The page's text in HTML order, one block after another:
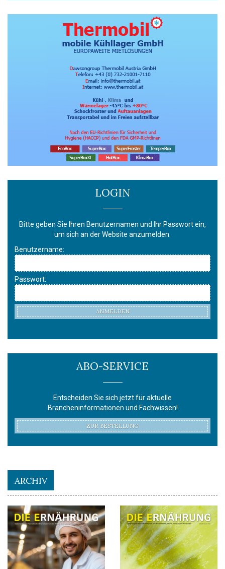
LOGIN
Bitte geben Sie Ihren Benutzernamen und Ihr Passwort ein,
um sich an der Website anzumelden.
Benutzername:
Passwort:
ANMELDEN
ABO-SERVICE
Entscheiden Sie sich jetzt für aktuelle
Brancheninformationen und Fachwissen!
ZUR BESTELLUNG
ARCHIV